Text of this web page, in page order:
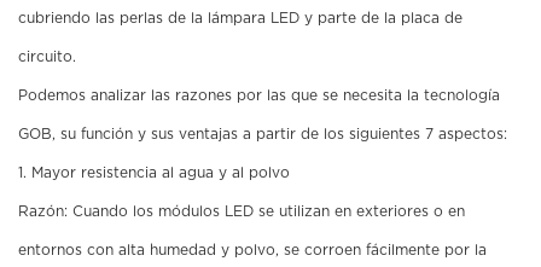
cubriendo las perlas de la lámpara LED y parte de la placa de
circuito.
Podemos analizar las razones por las que se necesita la tecnología
GOB, su función y sus ventajas a partir de los siguientes 7 aspectos:
1. Mayor resistencia al agua y al polvo
Razón: Cuando los módulos LED se utilizan en exteriores o en
entornos con alta humedad y polvo, se corroen fácilmente por la